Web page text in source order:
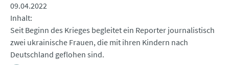
09.04.2022
Inhalt
Seit Beginn des Krieges begleitet ein Reporter journalistisch
zwei ukrainische Frauen, die mit ihren Kindern nach
Deutschland geflohen sind.